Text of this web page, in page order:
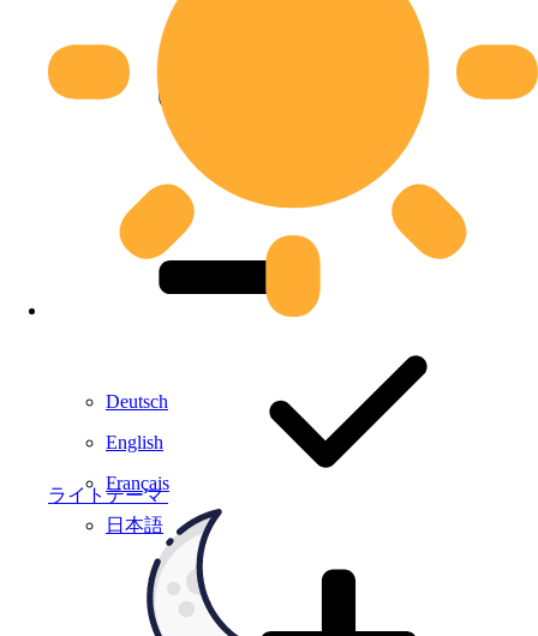
ライトテーマ
Deutsch
English
Français
日本語